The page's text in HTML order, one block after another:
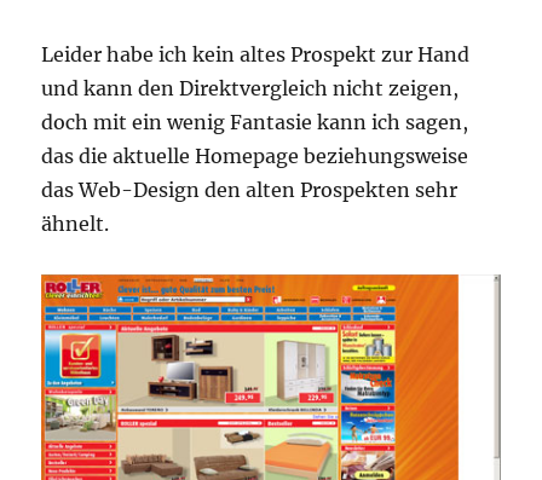
Leider habe ich kein altes Prospekt zur Hand
und kann den Direktvergleich nicht zeigen,
doch mit ein wenig Fantasie kann ich sagen,
das die aktuelle Homepage beziehungsweise
das Web-Design den alten Prospekten sehr
ähnelt.